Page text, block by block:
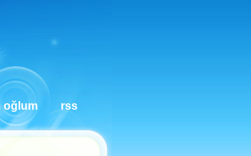
oğlum rss